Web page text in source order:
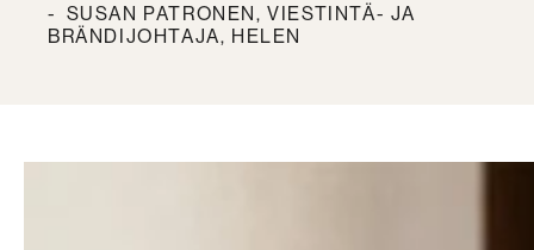
SUSAN PATRONEN, VIESTINTÄ- JA
BRÄNDIJOHTAJA, HELEN